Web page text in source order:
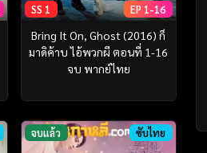
SS 1 EP 1-16
Bring It On, Ghost (2016) ก็
มาดิค้าบ ไอ้พวกผี ตอนที่ 1-16
จบ พากย์ไทย
จบแล้ว ซับไทย